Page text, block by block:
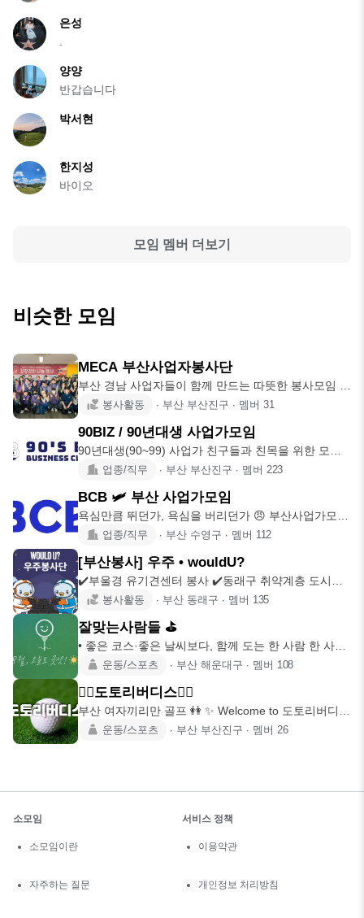
은성
.
양양
반갑습니다
박서현
한지성
바이오
모임 멤버 더보기
비슷한 모임
MECA 부산사업자봉사단
부산 경남 사업자들이 함께 만드는 따뜻한 봉사모임 우
리는 “사업의 성장
봉사활동 ∙ 부산 부산진구 ∙ 멤버 31
90BIZ / 90년대생 사업가모임
90년대생(90~99) 사업가 친구들과 친목을 위한 모임
입니다. 사업하다
업종/직무 ∙ 부산 부산진구 ∙ 멤버 223
BCB 🛩 부산 사업가모임
욕심만큼 뛰던가, 욕심을 버리던가 😠 부산사업가모임
치고 제대로 된 곳이
업종/직무 ∙ 부산 수영구 ∙ 멤버 112
[부산봉사] 우주 • wouldU?
✔️부울경 유기견센터 봉사 ✔️동래구 취약계층 도시락
배달 봉사 ✔️김해
봉사활동 ∙ 부산 동래구 ∙ 멤버 135
잘맞는사람들 ⛳
• 좋은 코스·좋은 날씨보다, 함께 도는 한 사람 한 사람
이 라운드를 바
운동/스포츠 ∙ 부산 해운대구 ∙ 멤버 108
🏌‍♀️도토리버디스🏌‍♀️
부산 여자끼리만 골프 👭 ✨ Welcome to 도토리버디스
여성회원모
운동/스포츠 ∙ 부산 부산진구 ∙ 멤버 26
소모임
소모임이란
자주하는 질문
서비스 정책
이용약관
개인정보 처리방침